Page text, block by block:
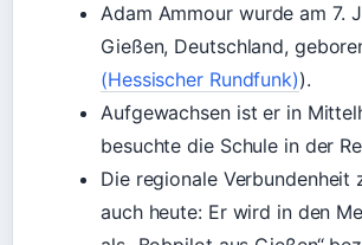
Adam Ammour wurde am 7.
Gießen, Deutschland,
(Hessischer Rundfunk)).
Aufgewachsen ist er in
besuchte die Schule in der
Die regionale Verbundenheit
auch heute: Er wird in den